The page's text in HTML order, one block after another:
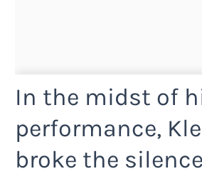
In the midst of
performance,
broke the